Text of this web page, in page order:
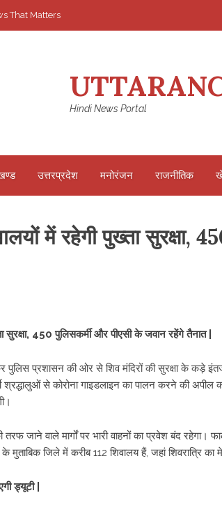
That Matters
Hindi News Portal
उत्तरप्रदेश मनोरंजन राजनीतिक
में रहेगी पुख्ता सुरक्षा,
सुरक्षा, 450 पुलिसकर्मी और पीएसी के जवान रहेंगे तैनात |
पुलिस प्रशासन की ओर से शिव मंदिरों की सुरक्षा के कड़े
श्रद्धालुओं से कोरोना गाइडलाइन का पालन करने की
जाने वाले मार्गों पर भारी वाहनों का प्रवेश बंद रहेगा।
जिले में करीब 112 शिवालय हैं, जहां शिवरात्रि
ड्यूटी |